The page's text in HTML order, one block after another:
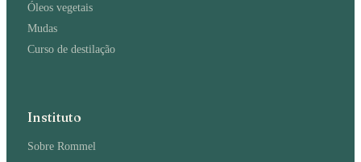
Óleos vegetais
Mudas
Curso de destilação
Instituto
Sobre Rommel